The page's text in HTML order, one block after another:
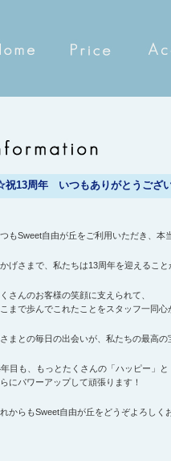
13周年 いつもありがとうござ
もSweet自由が丘をご利用いただき、本
げさまで、私たちは13周年を迎えること
さんのお客様の笑顔に支えられて、
こまで歩んでこれたことをスタッフ一同心
まとの毎日の出会いが、私たちの最高の
年目も、もっとたくさんの「ハッピー」と
にパワーアップして頑張ります！
れからもSweet自由が丘をどうぞよろしく